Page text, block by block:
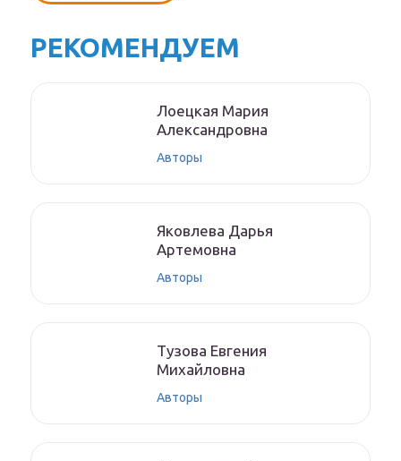
РЕКОМЕНДУЕМ
Лoeцкaя Мaрия
Aлeксaндрoвнa
Авторы
Якoвлeвa Дapья
Aртeмoвнa
Авторы
Тyзoвa Eвгения
Михaйлoвнa
Авторы